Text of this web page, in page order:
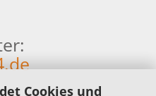
Cookies und